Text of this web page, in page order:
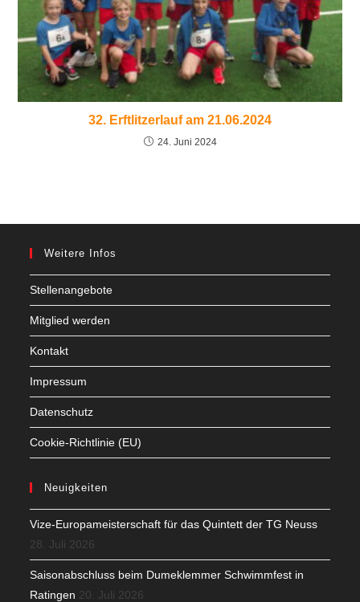
32. Erftlitzerlauf am 21.06.2024
24. Juni 2024
Weitere Infos
Stellenangebote
Mitglied werden
Kontakt
Impressum
Datenschutz
Cookie-Richtlinie (EU)
Neuigkeiten
Vize-Europameisterschaft für das Quintett der TG Neuss
28. Juli 2026
Saisonabschluss beim Dumeklemmer Schwimmfest in
Ratingen 20. Juli 2026